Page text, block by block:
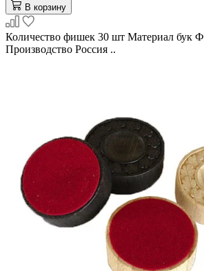
В корзину
Количество фишек 30 шт Материал бук
Производство Россия ..